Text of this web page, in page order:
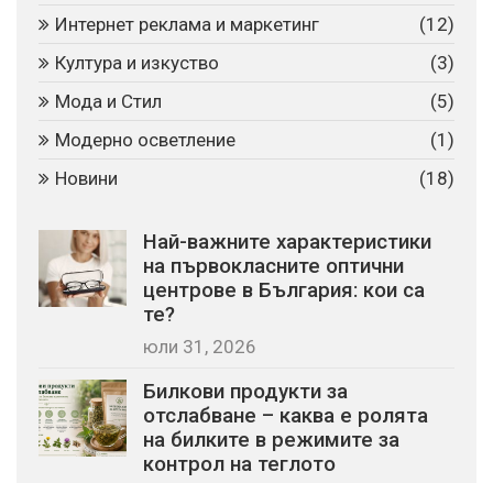
Интернет реклама и маркетинг
(12)
Култура и изкуство
(3)
Мода и Стил
(5)
Модерно осветление
(1)
Новини
(18)
Най-важните характеристики
на първокласните оптични
центрове в България: кои са
те?
юли 31, 2026
Билкови продукти за
отслабване – каква е ролята
на билките в режимите за
контрол на теглото